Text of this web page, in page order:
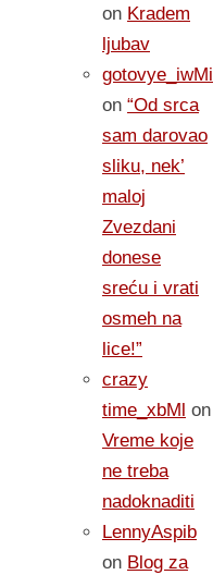
on Kradem
ljubav
gotovye_iwMi
on “Od srca
sam darovao
sliku, nek’
maloj
Zvezdani
donese
sreću i vrati
osmeh na
lice!”
crazy
time_xbMl on
Vreme koje
ne treba
nadoknaditi
LennyAspib
on Blog za